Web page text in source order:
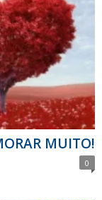
MUITO!
0